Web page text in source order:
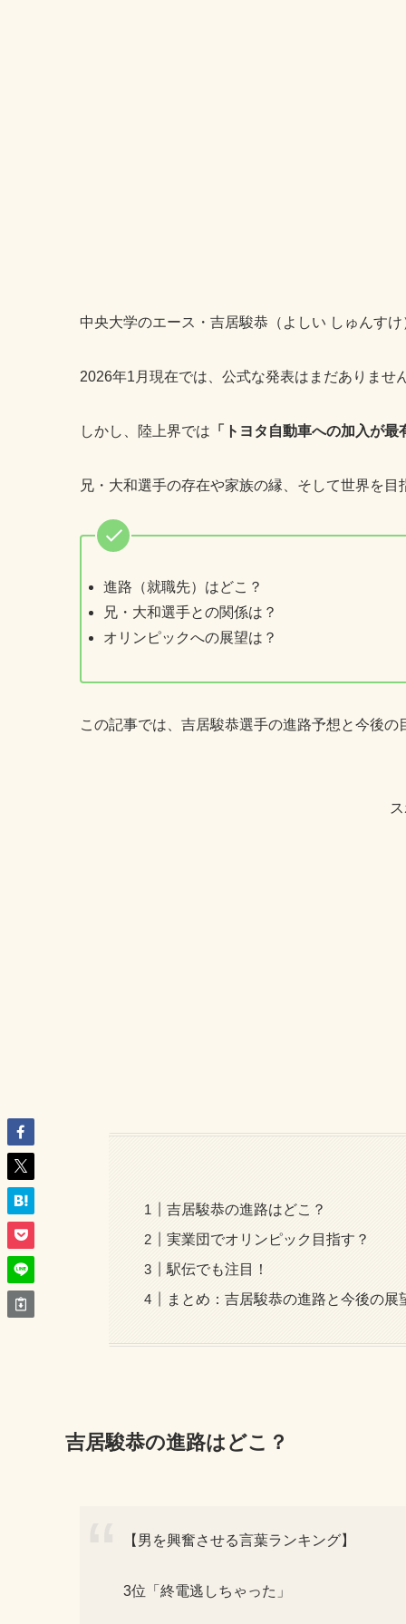
中央大学のエース・吉居駿恭（よしい しゅんす
2026年1月現在では、公式な発表はまだありませ
しかし、陸上界では 「トヨタ自動車への加入が最
兄・大和選手の存在や家族の縁、そして世界を
進路（就職先）はどこ？
兄・大和選手との関係は？
オリンピックへの展望は？
この記事では、吉居駿恭選手の進路予想と今後
吉居駿恭の進路はどこ？
実業団でオリンピック目指す？
駅伝でも注目！
まとめ：吉居駿恭の進路と今後の展
吉居駿恭の進路はどこ？
【男を興奮させる言葉ランキング】
3位「終電逃しちゃった」